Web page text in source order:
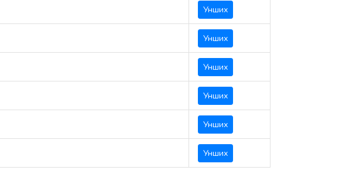
Унших
Унших
Унших
Унших
Унших
Унших